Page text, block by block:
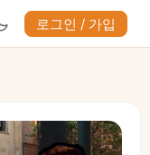
로그인 / 가입